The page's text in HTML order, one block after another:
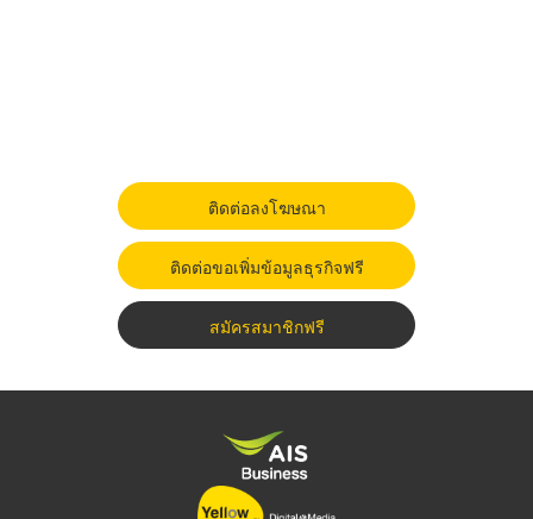
ติดต่อลงโฆษณา
ติดต่อขอเพิ่มข้อมูลธุรกิจฟรี
สมัครสมาชิกฟรี